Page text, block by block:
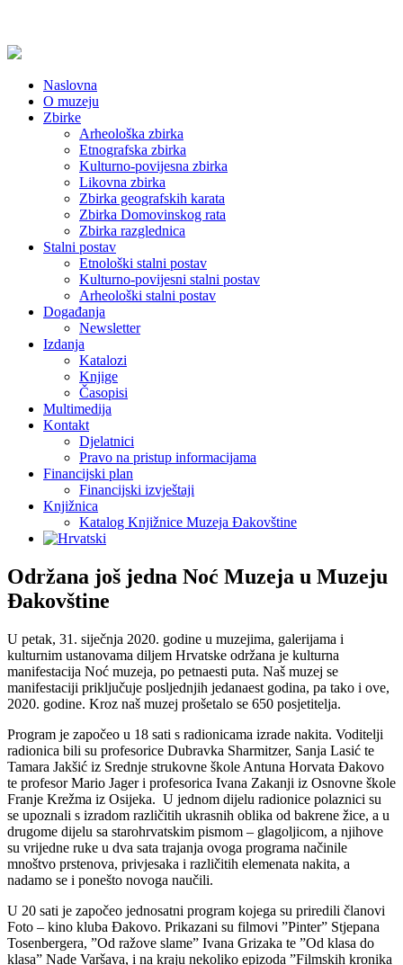
Naslovna
O muzeju
Zbirke
Arheološka zbirka
Etnografska zbirka
Kulturno-povijesna zbirka
Likovna zbirka
Zbirka geografskih karata
Zbirka Domovinskog rata
Zbirka razglednica
Stalni postav
Etnološki stalni postav
Kulturno-povijesni stalni postav
Arheološki stalni postav
Događanja
Newsletter
Izdanja
Katalozi
Knjige
Časopisi
Multimedija
Kontakt
Djelatnici
Pravo na pristup informacijama
Financijski plan
Financijski izvještaji
Knjižnica
Katalog Knjižnice Muzeja Đakovštine
Održana još jedna Noć Muzeja u Muzeju
Đakovštine
U petak, 31. siječnja 2020. godine u muzejima, galerijama i
kulturnim ustanovama diljem Hrvatske održana je kulturna
manifestacija Noć muzeja, po petnaesti puta. Naš muzej se
manifestaciji priključuje posljednjih jedanaest godina, pa tako i ove,
2020. godine. Kroz naš muzej prošetalo se 650 posjetitelja.
Program je započeo u 18 sati s radionicama izrade nakita. Voditelji
radionica bili su profesorice Dubravka Sharmitzer, Sanja Lasić te
Tamara Jakšić iz Srednje strukovne škole Antuna Horvata Đakovo
te profesor Mario Jager i profesorica Ivana Zakanji iz Osnovne škole
Franje Krežma iz Osijeka. U jednom dijelu radionice polaznici su
se upoznali s izradom različitih ukrasnih oblika od bakrene žice, a u
drugome dijelu sa starohrvatskim pismom – glagoljicom, a njihove
su vrijedne ruke u dva sata trajanja ovoga programa načinile
mnoštvo prstenova, privjesaka i različitih elemenata nakita, a
nadamo se i ponešto novoga naučili.
U 20 sati je započeo jednosatni program kojega su priredili članovi
Foto – kino kluba Đakovo. Prikazani su filmovi ”Pinter” Stjepana
Tosenbergera, ”Od ražove slame” Ivana Grizaka te ”Od klasa do
klasa” Nade Varšava, i na kraju nekoliko epizoda ”Filmskih kronika